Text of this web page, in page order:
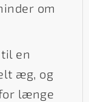
om
en
æg, og
længe